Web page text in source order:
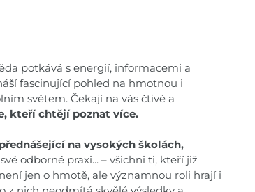
potkává s energií, informacemi a
fascinující pohled na hmotnou i
světem. Čekají na vás čtivé a
kteří chtějí poznat více.
na vysokých školách,
odborné praxi... – všichni ti, kteří již
jen o hmotě, ale významnou roli hrají i